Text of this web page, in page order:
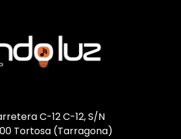
C-12 C-12, S/N
Tortosa (Tarragona)